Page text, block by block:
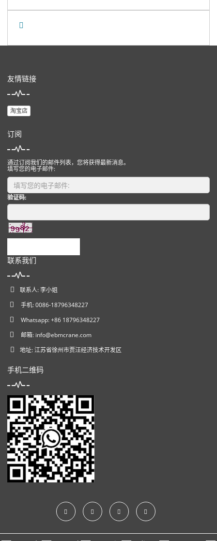
友情链接
淘宝店
订阅
通过订阅我们的邮件列表，您将获得最新消息。
填写您的电子邮件:
验证码:
联系我们
联系人: 李小姐
手机: 0086-18796348227
Whatsapp: +86 18796348227
邮箱: info@ebmcrane.com
地址: 江苏省徐州市贾汪经济技术开发区
手机二维码